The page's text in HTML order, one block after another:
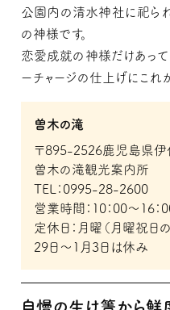
公園内の清水神社に祀ら
の神様です。
恋愛成就の神様だけあって
ーチャージの仕上げにこれ
曽木の滝
〒895-2526鹿児島県
曽木の滝観光案内所
TEL：0995-28-2600
営業時間：10：00～16：
定休日：月曜（月曜祝
29日～1月3日は休み
自慢の生け簀から